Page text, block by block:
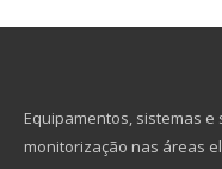
Equipamentos, sistemas
monitorização nas áreas